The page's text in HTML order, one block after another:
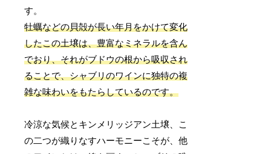
す。
牡蠣などの貝殻が長い年月をかけて変化
したこの土壌は、豊富なミネラルを含ん
でおり、それがブドウの根から吸収され
ることで、シャブリのワインに独特の複
雑な味わいをもたらしているのです。
冷涼な気候とキンメリッジアン土壌、こ
の二つが織りなすハーモニーこそが、他